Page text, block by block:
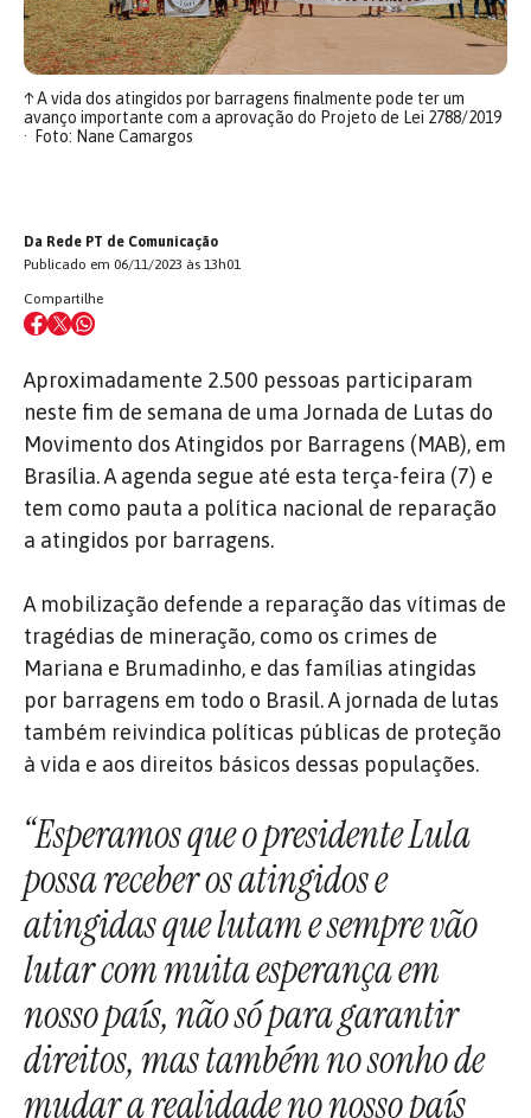
↑A vida dos atingidos por barragens finalmente pode ter um
avanço importante com a aprovação do Projeto de Lei 2788/2019
Foto: Nane Camargos
Da Rede PT de Comunicação
Publicado em 06/11/2023 às 13h01
Compartilhe
Aproximadamente 2.500 pessoas participaram
neste fim de semana de uma Jornada de Lutas do
Movimento dos Atingidos por Barragens (MAB), em
Brasília. A agenda segue até esta terça-feira (7) e
tem como pauta a política nacional de reparação
a atingidos por barragens.
A mobilização defende a reparação das vítimas de
tragédias de mineração, como os crimes de
Mariana e Brumadinho, e das famílias atingidas
por barragens em todo o Brasil. A jornada de lutas
também reivindica políticas públicas de proteção
à vida e aos direitos básicos dessas populações.
“Esperamos que o presidente Lula
possa receber os atingidos e
atingidas que lutam e sempre vão
lutar com muita esperança em
nosso país, não só para garantir
direitos, mas também no sonho de
mudar a realidade no nosso país